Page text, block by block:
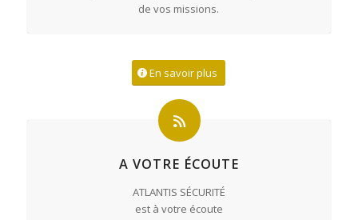
de vos missions.
En savoir plus
A VOTRE ÉCOUTE
ATLANTIS SÉCURITÉ
est à votre écoute